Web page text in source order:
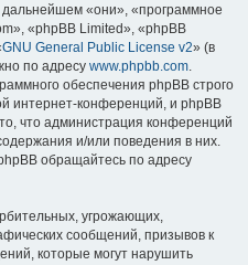
«они», «программное
«phpBB Limited», «phpBB
GNU General Public License v2» (в
по адресу www.phpbb.com.
обеспечения phpBB строго
интернет-конференций, и phpBB
что администрация конференций
и/или поведения в них.
обращайтесь по адресу
угрожающих,
сообщений, призывов к
которые могут нарушить